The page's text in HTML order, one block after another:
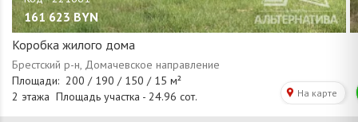
161 623 BYN
Коробка жилого дома